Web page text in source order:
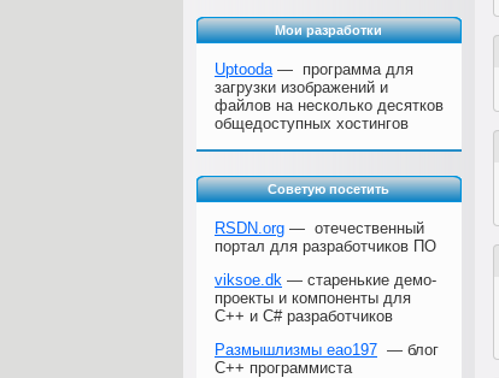
Мои разработки
Uptooda— программа для
загрузки изображений и
файлов на несколько десятков
общедоступных хостингов
Советую посетить
RSDN.org — отечественный
портал для разработчиков ПО
viksoe.dk — старенькие демо-
проекты и компоненты для
C++ и C# разработчиков
Размышлизмы eao197 — блог
C++ программиста